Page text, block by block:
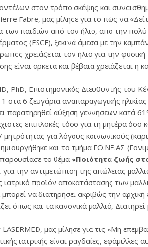
στον τρόπο σκέψης και
Fabre, μας μίλησε για το πώς να
παιδιών από τον ήλιο, από την πολύ
(ESCF), ξεκινά άμεσα με την
χρειάζεται τον ήλιο για την
είναι αρκετά και βέβαια χρειάζεται η
PhD, Eπιστημονικός Διευθυντής του
6 ζευγάρια αναπαραγωγικής
παρατηρηθεί αύξηση γεννήσεων κατά
επιπλοκές τόσο για τη μητέρα όσο
για λόγους κοινωνικούς
και το τμήμα ΓΟ.ΝΕ.ΑΣ
το θέμα «Ποιότητα ζωής
, για την αντιμετώπιση της απώλειας
προϊόν αποκατάστασης των
να διατηρήσει ακριβώς την
όπως και τα κανονικά μαλλιά,
μας μίλησε για τις «Μη
ιατρικής είναι ραγδαίες,